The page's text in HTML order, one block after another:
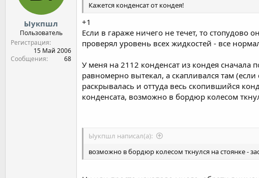
Ыукпшл
Пользователь
Регистрация
15 Май 2006
Сообщения
68
Кажется конденсат от кондея!
+1
Если в гараже ничего не течет, то
проверял уровень всех жидкостей - все
У меня на 2112 конденсат из кондея сначала
равномерно вытекал, а скапливался там
раскрывалась и оттуда весь скопившийся
конденсата, возможно в бордюр колесом
Ыукпшл написал(а):
возможно в бордюр колесом ткнулся на стоянке -